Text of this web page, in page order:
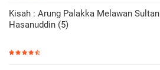
Kisah : Arung Palakka Melawan Sultan
Hasanuddin (5)